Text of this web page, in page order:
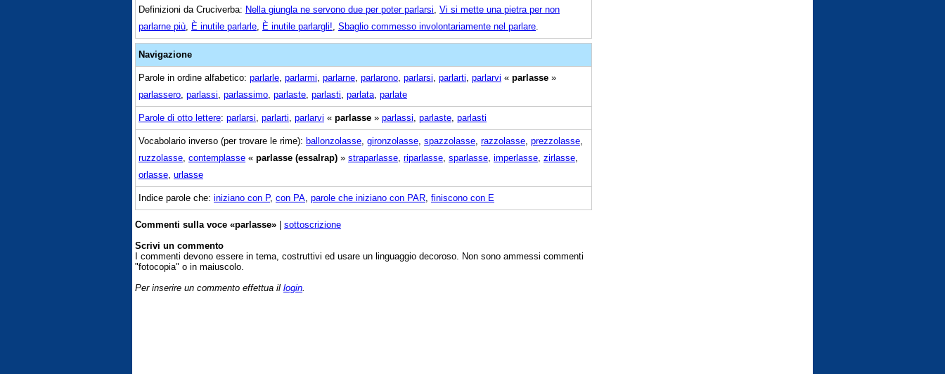
Definizioni da Cruciverba: Nella giungla ne servono due per poter parlarsi Vi si mette una pietra per non
parlarne più È inutile parlarle È inutile parlargli! Sbaglio commesso involontariamente nel parlare
Navigazione
Parole in ordine alfabetico: parlarle parlarmi parlarne parlarono parlarsi parlarti parlarvi « parlasse »
parlassero parlassi parlassimo parlaste parlasti parlata parlate
Parole di otto lettere: parlarsi parlarti parlarvi « parlasse » parlassi parlaste parlasti
Vocabolario inverso (per trovare le rime): ballonzolasse gironzolasse spazzolasse razzolasse prezzolasse
ruzzolasse contemplasse « parlasse (essalrap) » straparlasse riparlasse sparlasse imperlasse zirlasse
orlasse urlasse
Indice parole che: iniziano con P, con PA parole che iniziano con PAR finiscono con E
Commenti sulla voce «parlasse» | sottoscrizione
Scrivi un commento
I commenti devono essere in tema, costruttivi ed usare un linguaggio decoroso. Non sono ammessi commenti
"fotocopia" o in maiuscolo.
Per inserire un commento effettua il login